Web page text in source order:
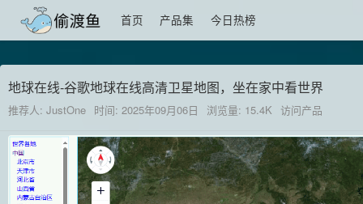
首页 产品集 今日热榜
地球在线-谷歌地球在线高清卫星地图，坐在家中看世界
推荐人: JustOne 时间: 2025年09月06日 浏览量: 15.4K 访问产品